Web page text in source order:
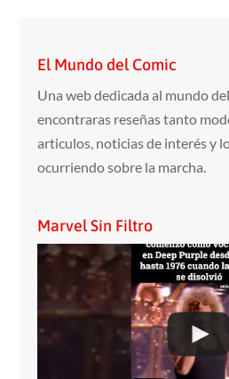
El Mundo del Comic
Una web dedicada al mundo
encontraras reseñas tanto
articulos, noticias de interés y
ocurriendo sobre la marcha.
Marvel Sin Filtro